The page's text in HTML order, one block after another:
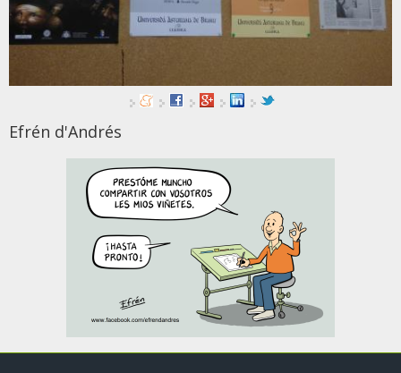
Efrén d'Andrés